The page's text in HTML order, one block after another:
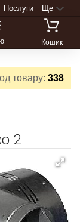
Послуги Ще
Кошик
товару: 338
2